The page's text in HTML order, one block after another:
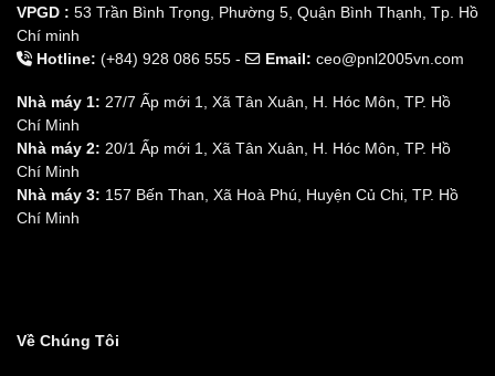
VPGD : 53 Trần Bình Trọng, Phường 5, Quận Bình Thạnh, Tp. Hồ
Chí minh
Hotline: (+84) 928 086 555 - Email: ceo@pnl2005vn.com
Nhà máy 1: 27/7 Ấp mới 1, Xã Tân Xuân, H. Hóc Môn, TP. Hồ
Chí Minh
Nhà máy 2: 20/1 Ấp mới 1, Xã Tân Xuân, H. Hóc Môn, TP. Hồ
Chí Minh
Nhà máy 3: 157 Bến Than, Xã Hoà Phú, Huyện Củ Chi, TP. Hồ
Chí Minh
Về Chúng Tôi